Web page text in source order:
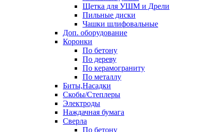
Щетка для УШМ и Дрели
Пильные диски
Чашки шлифовальные
Доп. оборудование
Коронки
По бетону
По дереву
По керамограниту
По металлу
Биты,Насадки
Скобы/Степлеры
Электроды
Наждачная бумага
Сверла
По бетону